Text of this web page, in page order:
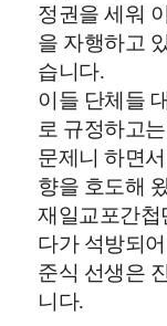
정권을 세워
을 자행하고
습니다.
이들 단체들
로 규정하고
문제니 하면
향을 호도해
재일교포간첩
다가 석방되
준식 선생은
니다.